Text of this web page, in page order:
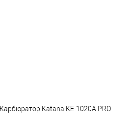
Карбюратор Katana KE-1020A PRO